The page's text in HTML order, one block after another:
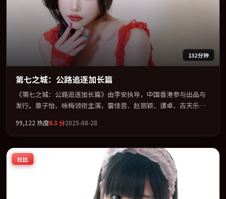
132分钟
第七之城：公路追逐加长篇
《第七之城：公路追逐加长篇》由李安执导，中国香港参与出品与
发行。章子怡、咏梅领衔主演，雷佳音、赵丽颖、谭卓、古天乐联
类型为骨架，在叙事、表演与视听上力求统一。定于 2025-06-28 在
内地院线及主流平台同步亮相，2025 年度话题片中口碑稳健，适合
喜欢强情节与人物弧光的观众完整观看。
99,122 热度6.3 分2025-08-28
杜比